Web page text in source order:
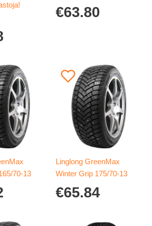
€63.80
70-13
Linglong GreenMax
Winter Grip 175/70-13
€65.84